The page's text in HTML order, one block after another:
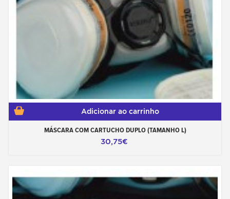
Adicionar ao carrinho
MÁSCARA COM CARTUCHO DUPLO (TAMANHO L)
30,75€